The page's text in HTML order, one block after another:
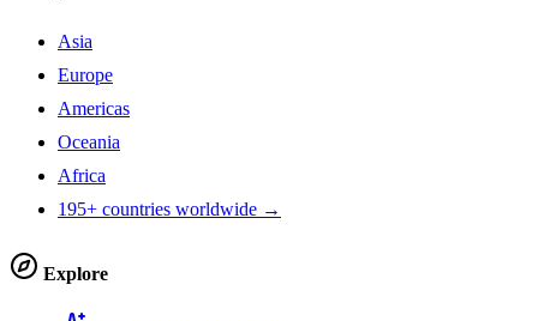
Asia
Europe
Americas
Oceania
Africa
195+ countries worldwide →
Explore